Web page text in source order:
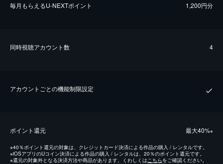
毎⽉もらえるU-NEXTポイント 1,200円分
同時視聴アカウント数 4
アカウントごとの機能制限設定
ポイント還元 最⼤40%※
※40％ポイント還元の対象は、クレジットカード決済による作品の購入 / レンタルです。
※iOSアプリのUコイン決済による作品の購入 / レンタルは、20％のポイント還元です。
※還元の対象外となる決済方法や商品があります。くわしくはこちらをご確認ください。